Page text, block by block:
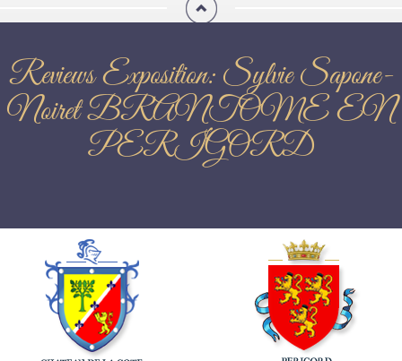
Reviews Exposition: Sylvie Sapone-
Noiret BRANTOME EN
PERIGORD